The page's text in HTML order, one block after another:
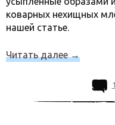
коварных нехищных
нашей статье.
Читать далее→